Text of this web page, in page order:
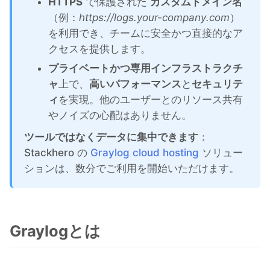
Code-Hero
Directus
Docker
Elasticsearch
GitLab Runner
（例： https://logs.your-company.com）
を利用でき、チームに安全かつ直接的なア
クセスを提供します。
プライベートかつ専用インフラストラクチ
ャ上で、 高いパフォーマンス と セキュリテ
ィ を実現。他のユーザーとのリソース共有
やノイズの心配はありません。
ツールではなくデータに集中できます ：
Stackhero の Graylog cloud hosting ソリュー
ションは、数分でご利用を開始いただけます。
Graylogとは